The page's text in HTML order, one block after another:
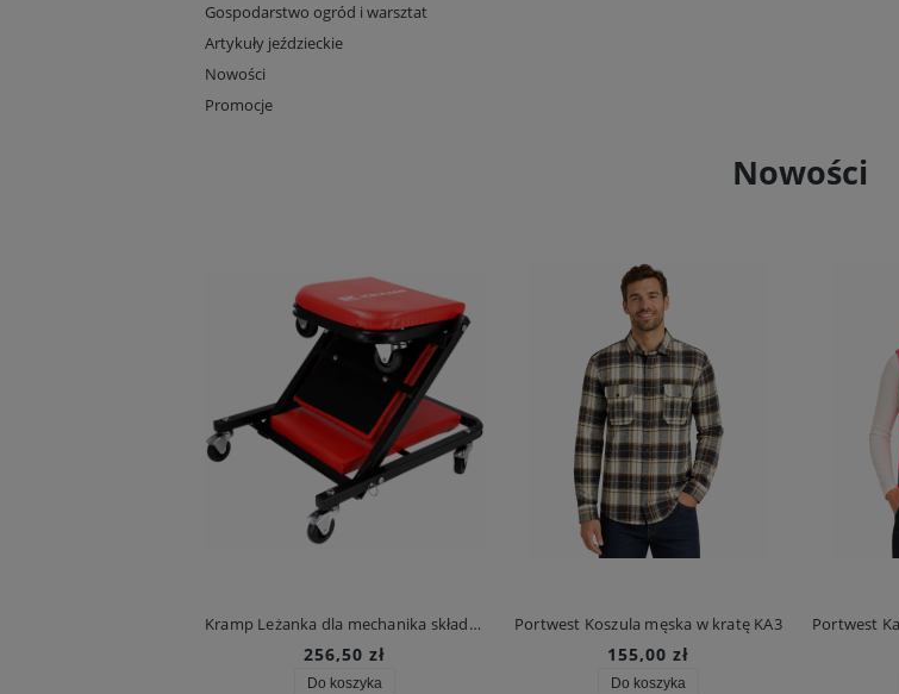
Gospodarstwo ogród i warsztat
Artykuły jeździeckie
Nowości
Promocje
Nowości
Kramp Leżanka dla mechanika składana 2w1
256,50 zł
Do koszyka
Portwest Koszula męska w kratę KA3
155,00 zł
Do koszyka